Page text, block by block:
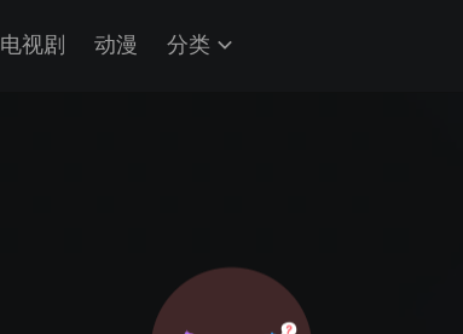
电视剧 动漫 分类